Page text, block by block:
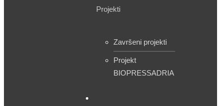
Projekti
Završeni projekti
Projekt
BIOPRESSADRIA